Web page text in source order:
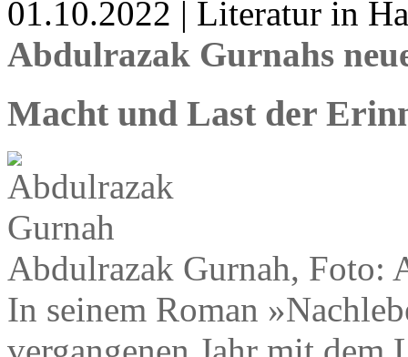
01.10.2022 | Literatur in
Abdulrazak Gurnahs
Macht und Last der
Abdulrazak Gurnah, Foto:
In seinem Roman